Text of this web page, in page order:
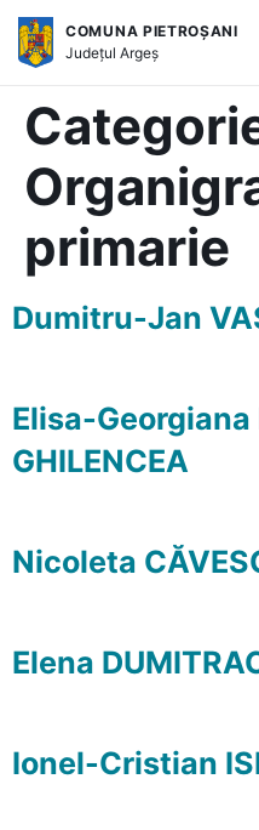
COMUNA PIETROȘANI
Județul Argeș
primarie
Dumitru-Jan
Elisa-Georgiana
GHILENCEA
Nicoleta
Elena
Ionel-Cristian